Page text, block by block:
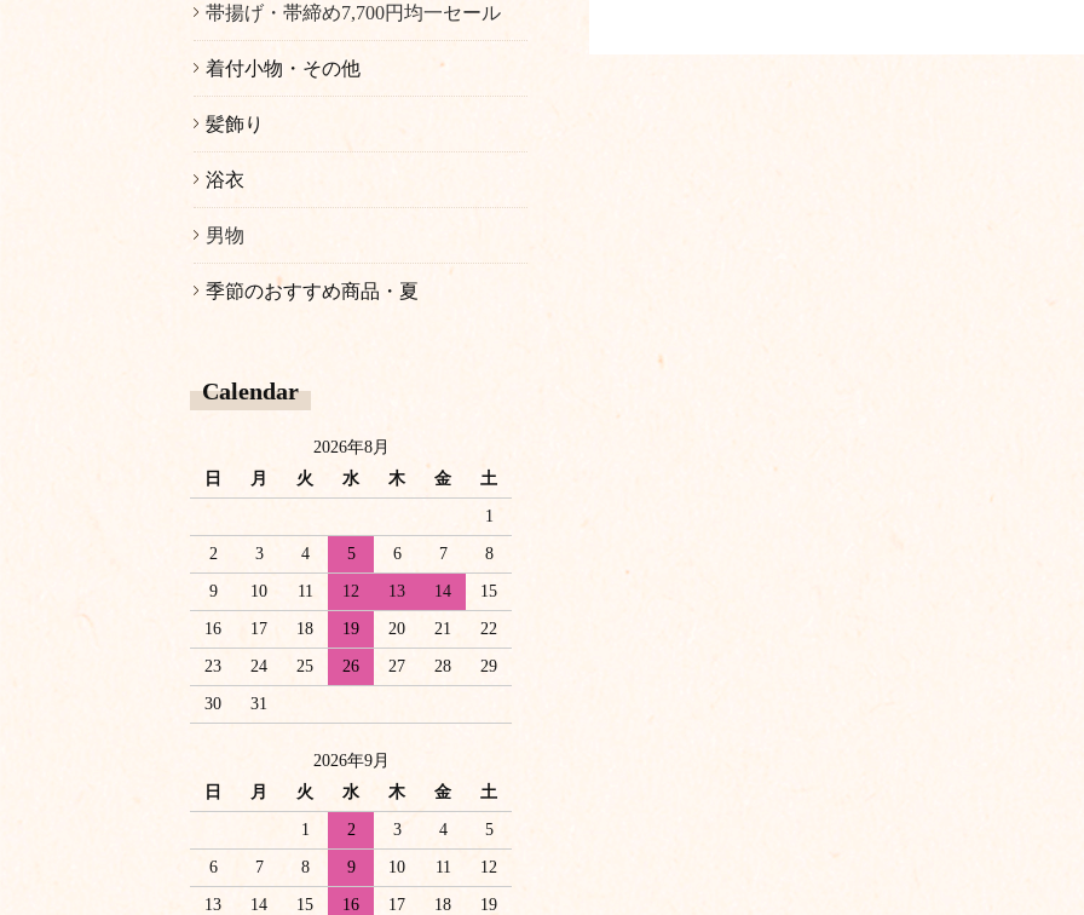
帯揚げ・帯締め7,700円均一セール
着付小物・その他
髪飾り
浴衣
男物
季節のおすすめ商品・夏
Calendar
2026年8月
日
月 火 水 木 金 土
1
2 3 4 5 6 7 8
9 10 11 12 13 14 15
16 17 18 19 20 21 22
23 24 25 26 27 28 29
30 31
2026年9月
日
月 火 水 木 金 土
1 2 3 4 5
6 7 8 9 10 11 12
13 14 15 16 17 18 19